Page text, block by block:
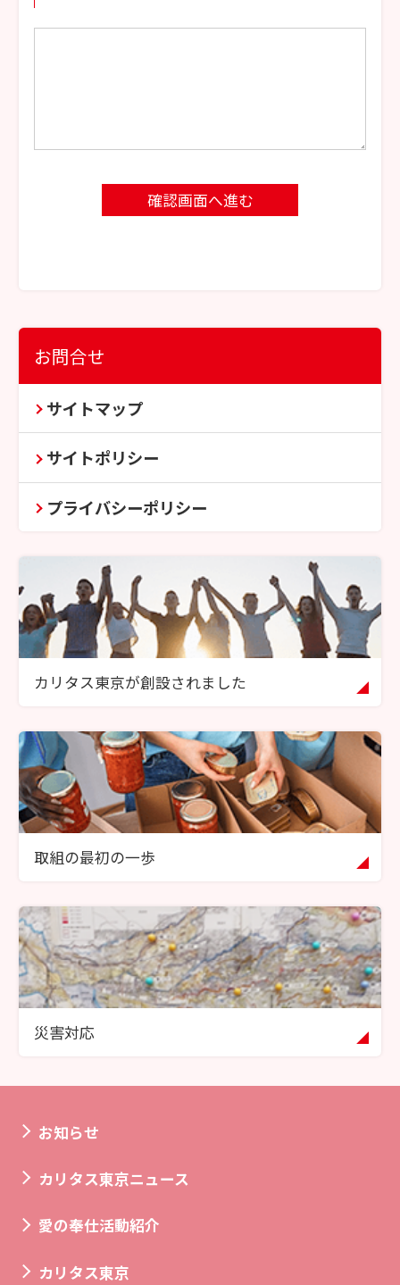
お問合せ
サイトマップ
サイトポリシー
プライバシーポリシー
カリタス東京が創設されました
取組の最初の一歩
災害対応
お知らせ
カリタス東京ニュース
愛の奉仕活動紹介
カリタス東京